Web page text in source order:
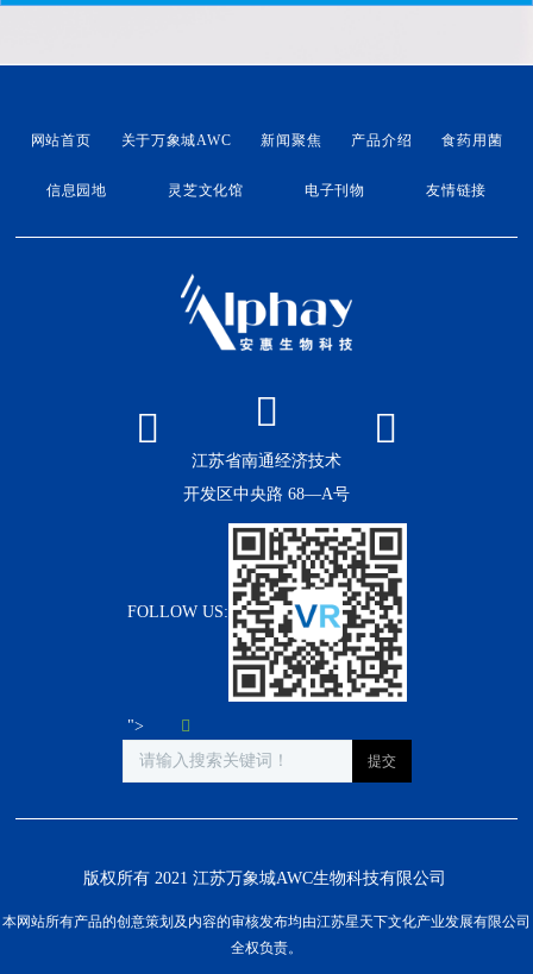
网站首页 关于万象城AWC 新闻聚焦 产品介绍 食药用菌
信息园地 灵芝文化馆 电子刊物 友情链接
江苏省南通经济技术
开发区中央路 68—A号
FOLLOW US:
">
版权所有 2021 江苏万象城AWC生物科技有限公司
本网站所有产品的创意策划及内容的审核发布均由江苏星天下文化产业发展有限公司
全权负责。